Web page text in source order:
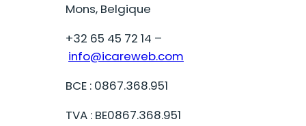
Mons, Belgique
+32 65 45 72 14 –
info@icareweb.com
BCE : 0867.368.951
TVA : BE0867.368.951